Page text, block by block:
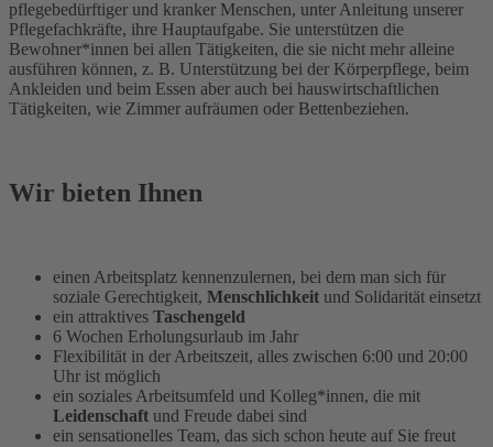
pflegebedürftiger und kranker Menschen, unter Anleitung unserer
Pflegefachkräfte, ihre Hauptaufgabe. Sie unterstützen die
Bewohner*innen bei allen Tätigkeiten, die sie nicht mehr alleine
ausführen können, z. B. Unterstützung bei der Körperpflege, beim
Ankleiden und beim Essen aber auch bei hauswirtschaftlichen
Tätigkeiten, wie Zimmer aufräumen oder Bettenbeziehen.
Wir bieten Ihnen
einen Arbeitsplatz kennenzulernen, bei dem man sich für
soziale Gerechtigkeit, Menschlichkeit und Solidarität einsetzt
ein attraktives Taschengeld
6 Wochen Erholungsurlaub im Jahr
Flexibilität in der Arbeitszeit, alles zwischen 6:00 und 20:00
Uhr ist möglich
ein soziales Arbeitsumfeld und Kolleg*innen, die mit
Leidenschaft und Freude dabei sind
ein sensationelles Team, das sich schon heute auf Sie freut